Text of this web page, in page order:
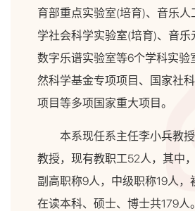
育部重点实验室(培育)、音乐
学社会科学实验室(培育)、音乐
数字乐谱实验室等6个学科实验
然科学基金专项项目、国家社
项目等多项国家重大项目。
本系现任系主任李小兵教
教授，现有教职工52人，其中
副高职称9人，中级职称19人，
在读本科、硕士、博士共179人。